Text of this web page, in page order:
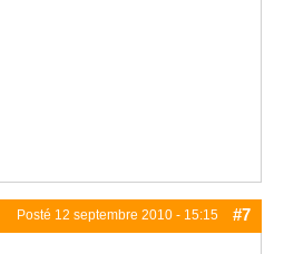
Posté 12 septembre 2010 - 15:15 #7